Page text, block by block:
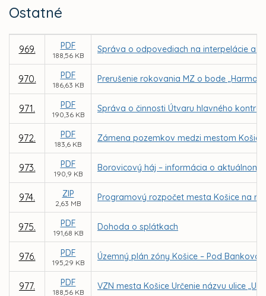
Ostatné
969. PDF
188,56 KB
Správa o odpovediach na interpelácie a
970. PDF
186,63 KB
Prerušenie rokovania MZ o bode
971. PDF
190,36 KB
Správa o činnosti Útvaru hlavného
972. PDF
183,6 KB
Zámena pozemkov medzi mestom Košice
973. PDF
190,9 KB
Borovicový háj – informácia o aktuálnom
974. ZIP
2,63 MB
Programový rozpočet mesta Košice na
975. PDF
191,68 KB
Dohoda o splátkach
976. PDF
195,29 KB
Územný plán zóny Košice – Pod
977. PDF
188,56 KB
VZN mesta Košice Určenie názvu ulice